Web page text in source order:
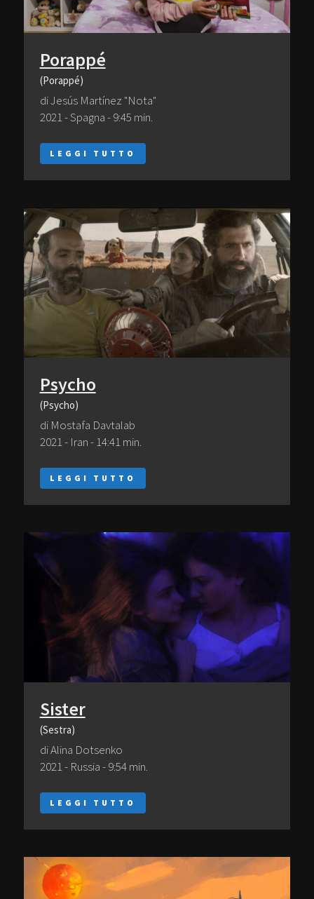
Porappé
(Porappé)
di Jesús Martínez "Nota"
2021 - Spagna - 9:45 min.
LEGGI TUTTO
Psycho
(Psycho)
di Mostafa Davtalab
2021 - Iran - 14:41 min.
LEGGI TUTTO
Sister
(Sestra)
di Alina Dotsenko
2021 - Russia - 9:54 min.
LEGGI TUTTO